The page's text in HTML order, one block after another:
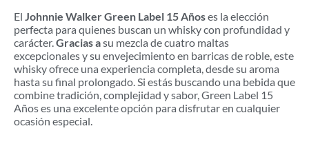
El Johnnie Walker Green Label 15 Añoses la elección
perfecta para quienes buscan un whisky con profundidad y
carácter.Gracias asu mezcla de cuatro maltas
excepcionales y su envejecimiento en barricas de roble, este
whisky ofrece una experiencia completa, desde su aroma
hasta su final prolongado. Si estás buscando una bebida que
combine tradición, complejidad y sabor, Green Label 15
Años es una excelente opción para disfrutar en cualquier
ocasión especial.